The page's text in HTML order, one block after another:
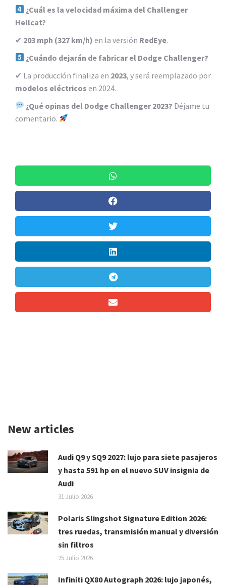
¿Cuál es la velocidad máxima del Challenger
Hellcat?
✔ 203 mph (327 km/h) en la versión RedEye.
¿Cuándo dejarán de fabricar el Dodge Challenger?
✔ La producción finaliza en 2023, y será reemplazado por
modelos eléctricos en 2024.
¿Qué opinas del Dodge Challenger 2023? Déjame tu
comentario.
New articles
Audi Q9 y SQ9 2027: lujo para siete pasajeros
y hasta 591 hp en el nuevo SUV insignia de
Audi
31 Julio 2026
Polaris Slingshot Signature Edition 2026:
tres ruedas, transmisión manual y diversión
sin filtros
25 Julio 2026
Infiniti QX80 Autograph 2026: lujo japonés,